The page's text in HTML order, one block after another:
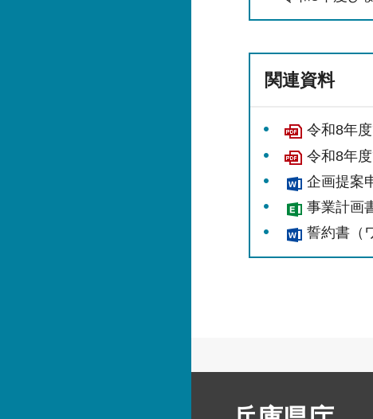
関連資料
令和8年
令和8年
企画提案
事業計画
誓約書（